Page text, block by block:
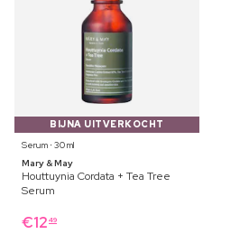
BIJNA UITVERKOCHT
Serum ⋅ 30 ml
Mary & May
Houttuynia Cordata + Tea Tree
Serum
€12 49